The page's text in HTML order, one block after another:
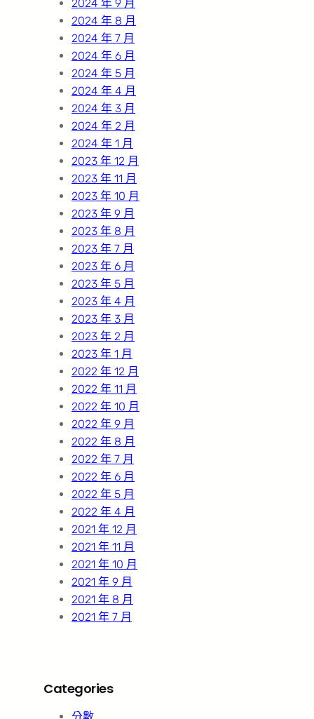
2024 年 9 月
2024 年 8 月
2024 年 7 月
2024 年 6 月
2024 年 5 月
2024 年 4 月
2024 年 3 月
2024 年 2 月
2024 年 1 月
2023 年 12 月
2023 年 11 月
2023 年 10 月
2023 年 9 月
2023 年 8 月
2023 年 7 月
2023 年 6 月
2023 年 5 月
2023 年 4 月
2023 年 3 月
2023 年 2 月
2023 年 1 月
2022 年 12 月
2022 年 11 月
2022 年 10 月
2022 年 9 月
2022 年 8 月
2022 年 7 月
2022 年 6 月
2022 年 5 月
2022 年 4 月
2021 年 12 月
2021 年 11 月
2021 年 10 月
2021 年 9 月
2021 年 8 月
2021 年 7 月
Categories